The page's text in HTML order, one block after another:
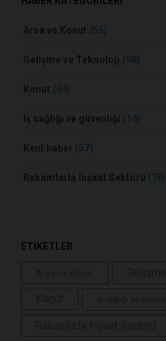
Arsa ve Konut (55)
Gelişme ve Teknoloji (98)
Konut (94)
İş sağlığı ve güvenliği (14)
Kent haber (57)
Rakamlarla İnşaat Sektörü (78)
ETİKETLER